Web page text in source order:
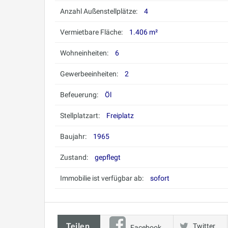
Anzahl Außenstellplätze: 4
Vermietbare Fläche: 1.406 m²
Wohneinheiten: 6
Gewerbeeinheiten: 2
Befeuerung: Öl
Stellplatzart: Freiplatz
Baujahr: 1965
Zustand: gepflegt
Immobilie ist verfügbar ab: sofort
Teilen Twitter